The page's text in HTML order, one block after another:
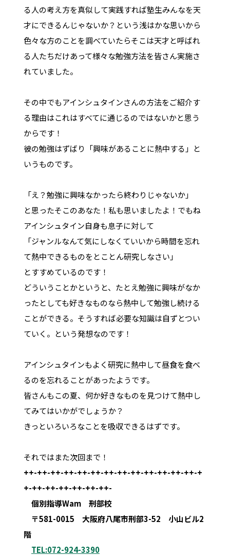
る人の考え方を真似して実践すれば塾生みんなを天
才にできるんじゃないか？という浅はかな思いから
色々な方のことを調べていたらそこは天才と呼ばれ
る人たちだけあって様々な勉強方法を皆さん実施さ
れていました。
その中でもアインシュタインさんの方法をご紹介す
る理由はこれはすべてに通じるのではないかと思う
からです！
彼の勉強はずばり「興味があることに熱中する」と
いうものです。
「え？勉強に興味なかったら終わりじゃないか」
と思ったそこのあなた！私も思いましたよ！でもね
アインシュタイン自身も息子に対して
「ジャンルなんて気にしなくていいから時間を忘れ
て熱中できるものをとことん研究しなさい」
とすすめているのです！
どういうことかというと、たとえ勉強に興味がなか
ったとしても好きなものなら熱中して勉強し続ける
ことができる。そうすれば必要な知識は自ずとつい
ていく。という発想なのです！
アインシュタインもよく研究に熱中して昼食を食べ
るのを忘れることがあったようです。
皆さんもこの夏、何か好きなものを見つけて熱中し
てみてはいかがでしょうか？
きっといろいろなことを吸収できるはずです。
それではまた次回まで！
++-++-++-++-++-++-++-++-++-++-++-++-++-+
+-++-++-++-++-++-++-
個別指導Wam 刑部校
〒581-0015 大阪府八尾市刑部3-52 小山ビル2
階
TEL:072-924-3390